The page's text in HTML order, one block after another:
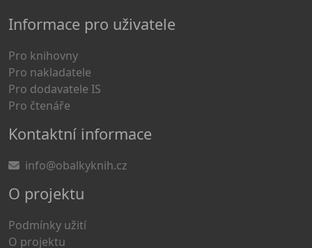
Informace pro uživatele
Pro knihovny
Pro nakladatele
Pro dodavatele IS
Pro čtenáře
Kontaktní informace
info@obalkyknih.cz
O projektu
Podmínky užití
O projektu